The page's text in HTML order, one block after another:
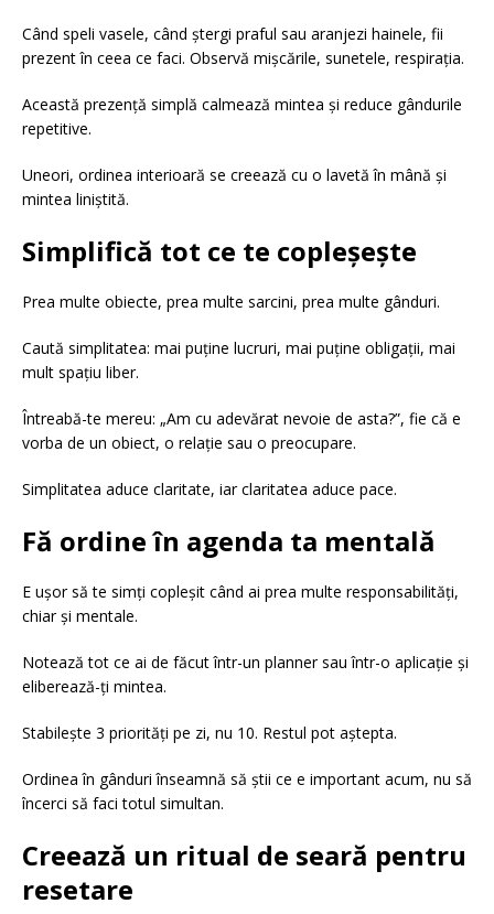
Când speli vasele, când ștergi praful sau aranjezi hainele, fii
prezent în ceea ce faci. Observă mișcările, sunetele, respirația.
Această prezență simplă calmează mintea și reduce gândurile
repetitive.
Uneori, ordinea interioară se creează cu o lavetă în mână și
mintea liniștită.
Simplifică tot ce te copleșește
Prea multe obiecte, prea multe sarcini, prea multe gânduri.
Caută simplitatea: mai puține lucruri, mai puține obligații, mai
mult spațiu liber.
Întreabă-te mereu: „Am cu adevărat nevoie de asta?”, fie că e
vorba de un obiect, o relație sau o preocupare.
Simplitatea aduce claritate, iar claritatea aduce pace.
Fă ordine în agenda ta mentală
E ușor să te simți copleșit când ai prea multe responsabilități,
chiar și mentale.
Notează tot ce ai de făcut într-un planner sau într-o aplicație și
eliberează-ți mintea.
Stabilește 3 priorități pe zi, nu 10. Restul pot aștepta.
Ordinea în gânduri înseamnă să știi ce e important acum, nu să
încerci să faci totul simultan.
Creează un ritual de seară pentru
resetare